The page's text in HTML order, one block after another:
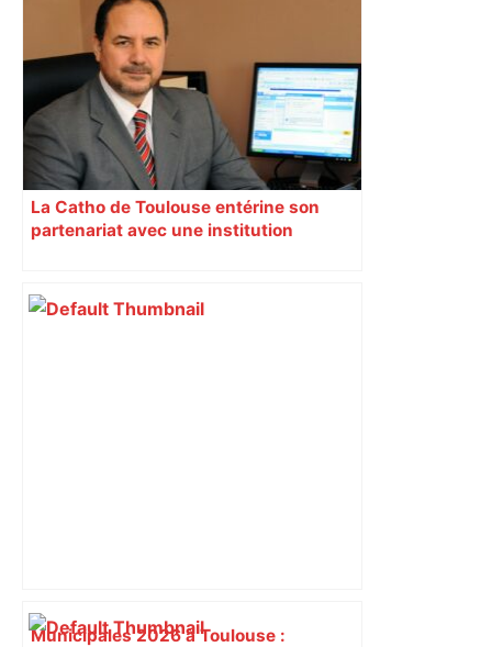
Toulouse, le candidat LFI salue "une
dynamique qui nous oblige à la
responsabilité" – Franceinfo
La Catho de Toulouse entérine son
partenariat avec une institution
Municipales 2026 à Toulouse :